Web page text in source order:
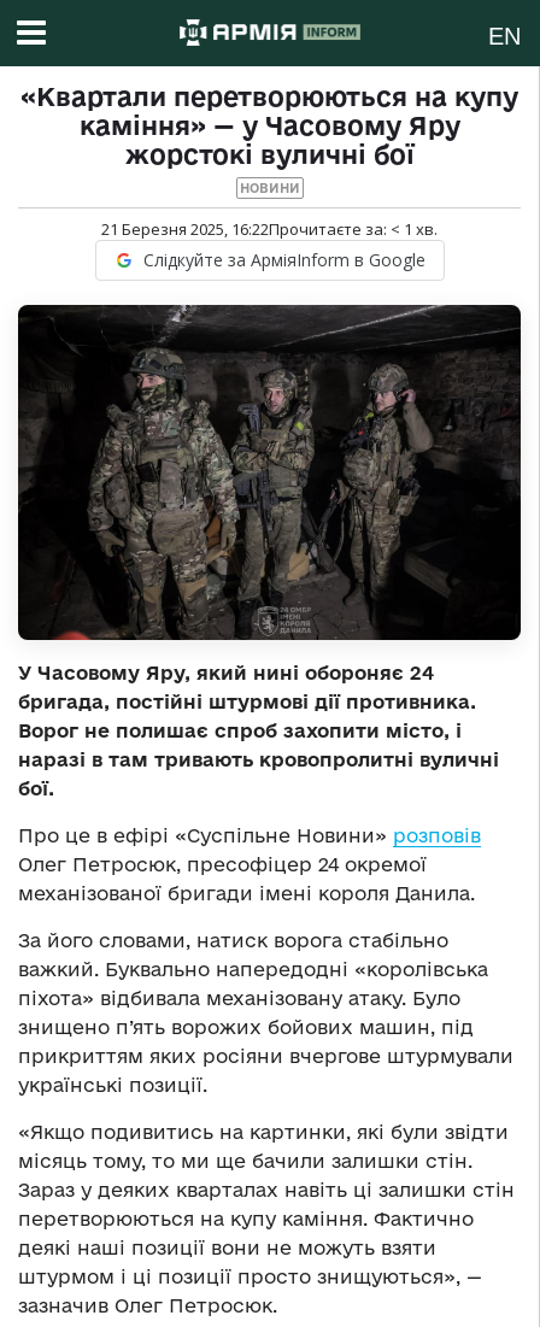
EN
«Квартали перетворюються на купу
каміння» — у Часовому Яру
жорстокі вуличні бої
НОВИНИ
21 Березня 2025, 16:22Прочитаєте за: < 1 хв.
Слідкуйте за АрміяInform в Google
У Часовому Яру, який нині обороняє 24
бригада, постійні штурмові дії противника.
Ворог не полишає спроб захопити місто, і
наразі в там тривають кровопролитні вуличні
бої.
Про це в ефірі «Суспільне Новини» розповів
Олег Петросюк, пресофіцер 24 окремої
механізованої бригади імені короля Данила.
За його словами, натиск ворога стабільно
важкий. Буквально напередодні «королівська
піхота» відбивала механізовану атаку. Було
знищено п’ять ворожих бойових машин, під
прикриттям яких росіяни вчергове штурмували
українські позиції.
«Якщо подивитись на картинки, які були звідти
місяць тому, то ми ще бачили залишки стін.
Зараз у деяких кварталах навіть ці залишки стін
перетворюються на купу каміння. Фактично
деякі наші позиції вони не можуть взяти
штурмом і ці позиції просто знищуються», —
зазначив Олег Петросюк.